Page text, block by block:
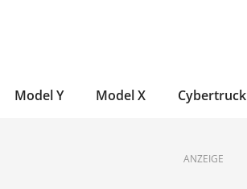
Model Y Model X Cybertruck
ANZEIGE